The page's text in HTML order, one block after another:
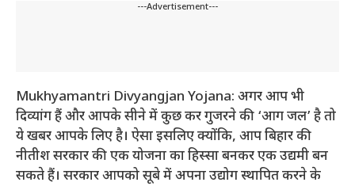
---Advertisement---
Mukhyamantri Divyangjan Yojana: अगर आप भी
दिव्यांग हैं और आपके सीने में कुछ कर गुजरने की ‘आग जल’ है तो
ये खबर आपके लिए है। ऐसा इसलिए क्योंकि, आप बिहार की
नीतीश सरकार की एक योजना का हिस्सा बनकर एक उद्यमी बन
सकते हैं। सरकार आपको सूबे में अपना उद्योग स्थापित करने के